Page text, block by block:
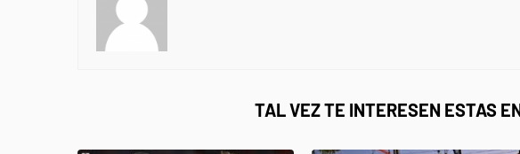
TAL VEZ TE INTERESEN ESTAS